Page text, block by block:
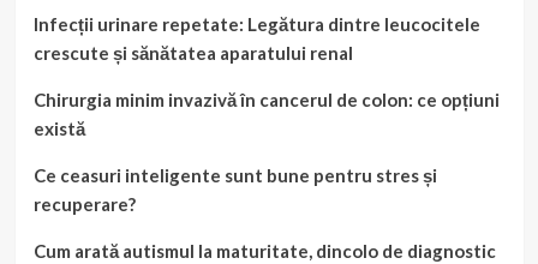
Infecții urinare repetate: Legătura dintre leucocitele
crescute și sănătatea aparatului renal
Chirurgia minim invazivă în cancerul de colon: ce opțiuni
există
Ce ceasuri inteligente sunt bune pentru stres și
recuperare?
Cum arată autismul la maturitate, dincolo de diagnostic